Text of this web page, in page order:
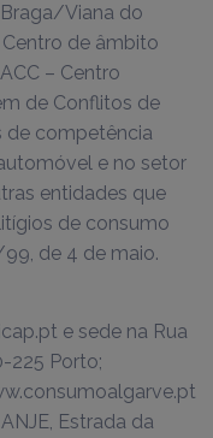
Braga/Viana do
Centro de âmbito
– Centro
de Conflitos de
de competência
e no setor
entidades que
de consumo
de 4 de maio.
e sede na Rua
225 Porto;
Estrada da